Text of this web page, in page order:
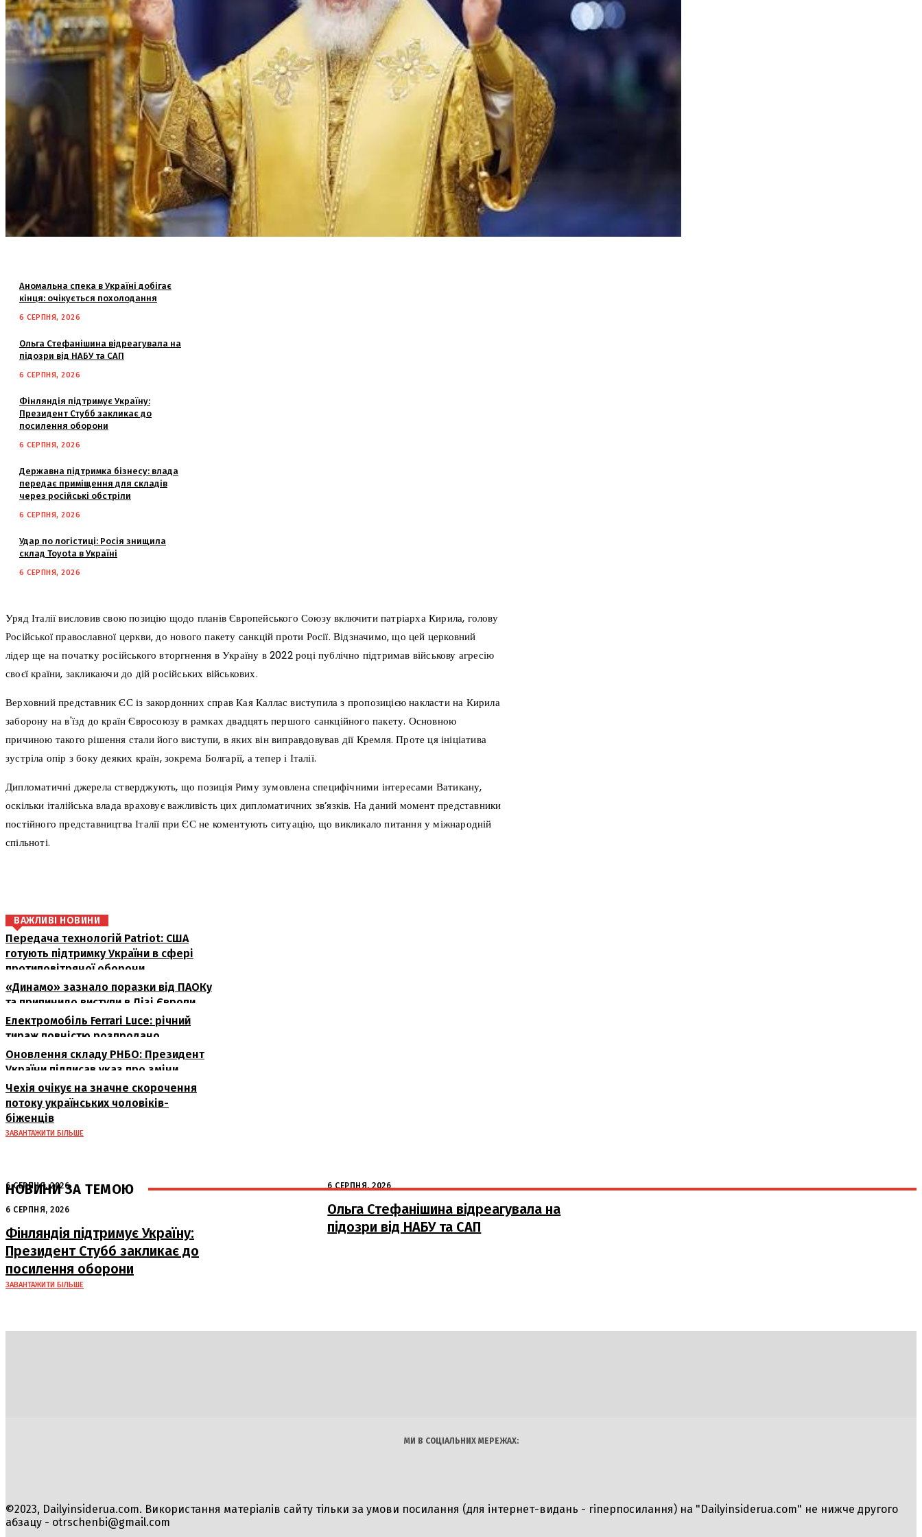
Аномальна спека в Україні добігає
кінця: очікується похолодання
6 СЕРПНЯ, 2026
Ольга Стефанішина відреагувала на
підозри від НАБУ та САП
6 СЕРПНЯ, 2026
Фінляндія підтримує Україну:
Президент Стубб закликає до
посилення оборони
6 СЕРПНЯ, 2026
Державна підтримка бізнесу: влада
передає приміщення для складів
через російські обстріли
6 СЕРПНЯ, 2026
Удар по логістиці: Росія знищила
склад Toyota в Україні
6 СЕРПНЯ, 2026
Уряд Італії висловив свою позицію щодо планів Європейського Союзу включити патріарха Кирила, голову
Російської православної церкви, до нового пакету санкцій проти Росії. Відзначимо, що цей церковний
лідер ще на початку російського вторгнення в Україну в 2022 році публічно підтримав військову агресію
своєї країни, закликаючи до дій російських військових.
Верховний представник ЄС із закордонних справ Кая Каллас виступила з пропозицією накласти на Кирила
заборону на в'їзд до країн Євросоюзу в рамках двадцять першого санкційного пакету. Основною
причиною такого рішення стали його виступи, в яких він виправдовував дії Кремля. Проте ця ініціатива
зустріла опір з боку деяких країн, зокрема Болгарії, а тепер і Італії.
Дипломатичні джерела стверджують, що позиція Риму зумовлена специфічними інтересами Ватикану,
оскільки італійська влада враховує важливість цих дипломатичних зв’язків. На даний момент представники
постійного представництва Італії при ЄС не коментують ситуацію, що викликало питання у міжнародній
спільноті.
ВАЖЛИВІ НОВИНИ
Передача технологій Patriot: США
готують підтримку України в сфері
протиповітряної оборони
«Динамо» зазнало поразки від ПАОКу
та припинило виступи в Лізі Європи
Електромобіль Ferrari Luce: річний
тираж повністю розпродано
Оновлення складу РНБО: Президент
України підписав указ про зміни
Чехія очікує на значне скорочення
потоку українських чоловіків-
біженців
ЗАВАНТАЖИТИ БІЛЬШЕ
НОВИНИ ЗА ТЕМОЮ
6 СЕРПНЯ, 2026
Аномальна спека в Україні добігає
кінця: очікується похолодання
6 СЕРПНЯ, 2026
Ольга Стефанішина відреагувала на
підозри від НАБУ та САП
6 СЕРПНЯ, 2026
Фінляндія підтримує Україну:
Президент Стубб закликає до
посилення оборони
ЗАВАНТАЖИТИ БІЛЬШЕ
МИ В СОЦІАЛЬНИХ МЕРЕЖАХ:
©2023, Dailyinsiderua.com. Використання матеріалів сайту тільки за умови посилання (для інтернет-видань - гіперпосилання) на "Dailyinsiderua.com" не нижче другого
абзацу - otrschenbi@gmail.com